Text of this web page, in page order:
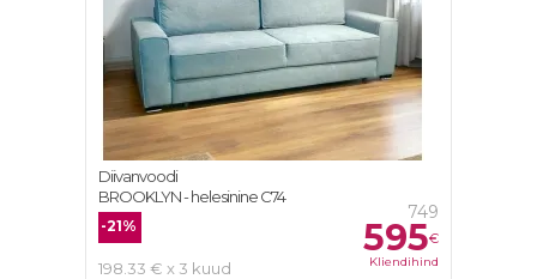
749
595€
Kliendihind
-21%
198.33 € x 3 kuud
Diivanvoodi
BROOKLYN - helesinine C74